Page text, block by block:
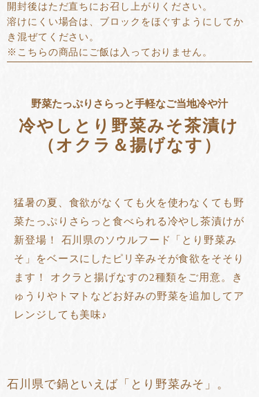
開封後はただ直ちにお召し上がりください。
溶けにくい場合は、ブロックをほぐすようにしてか
き混ぜてください。
※こちらの商品にご飯は入っておりません。
野菜たっぷりさらっと手軽なご当地冷や汁
冷やしとり野菜みそ茶漬け
（オクラ＆揚げなす）
猛暑の夏、食欲がなくても火を使わなくても野
菜たっぷりさらっと食べられる冷やし茶漬けが
新登場！ 石川県のソウルフード「とり野菜み
そ」をベースにしたピリ辛みそが食欲をそそり
ます！ オクラと揚げなすの2種類をご用意。き
ゅうりやトマトなどお好みの野菜を追加してア
レンジしても美味♪
石川県で鍋といえば「とり野菜みそ」。